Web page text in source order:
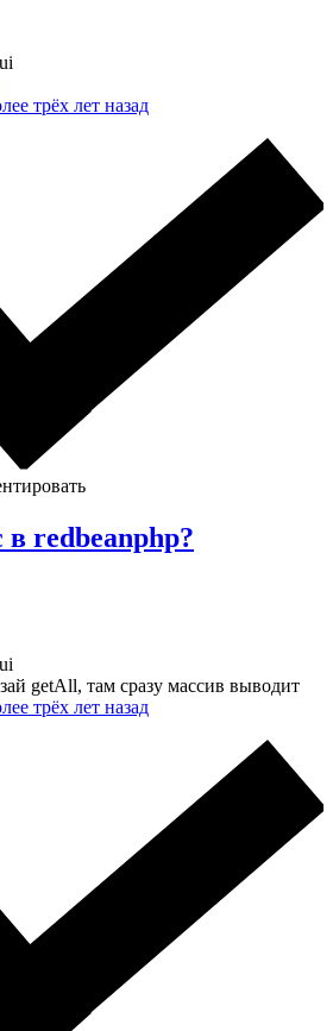
трёх лет назад
в redbeanphp?
getAll, там сразу массив выводит
трёх лет назад